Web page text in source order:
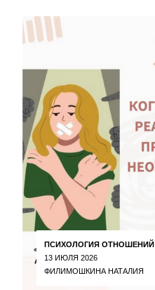
ПСИХОЛОГИЯ ОТНОШЕНИЙ
13 ИЮЛЯ 2026
ФИЛИМОШКИНА НАТАЛИЯ